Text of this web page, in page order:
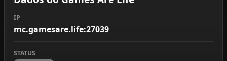
IP
mc.gamesare.life:27039
STATUS